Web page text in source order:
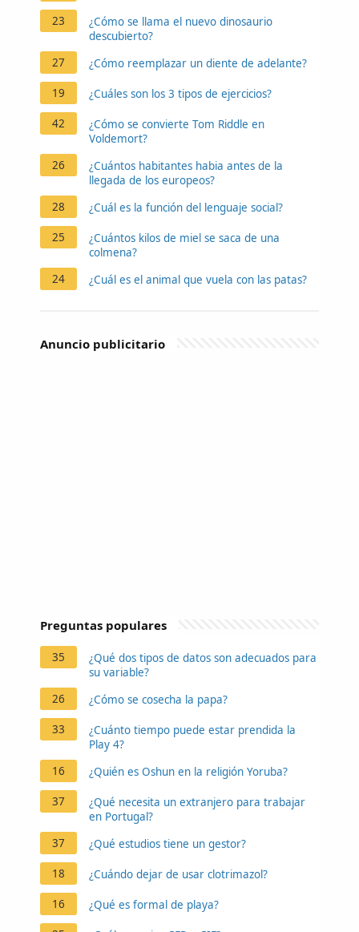
23
¿Cómo se llama el nuevo dinosaurio
descubierto?
27
¿Cómo reemplazar un diente de adelante?
19 ¿Cuáles son los 3 tipos de ejercicios?
42
¿Cómo se convierte Tom Riddle en
Voldemort?
26
¿Cuántos habitantes habia antes de la
llegada de los europeos?
28
¿Cuál es la función del lenguaje social?
25
¿Cuántos kilos de miel se saca de una
colmena?
24
¿Cuál es el animal que vuela con las patas?
Anuncio publicitario
Preguntas populares
35
¿Qué dos tipos de datos son adecuados para
su variable?
26
¿Cómo se cosecha la papa?
33
¿Cuánto tiempo puede estar prendida la
Play 4?
16
¿Quién es Oshun en la religión Yoruba?
37
¿Qué necesita un extranjero para trabajar
en Portugal?
37
¿Qué estudios tiene un gestor?
18 ¿Cuándo dejar de usar clotrimazol?
16 ¿Qué es formal de playa?